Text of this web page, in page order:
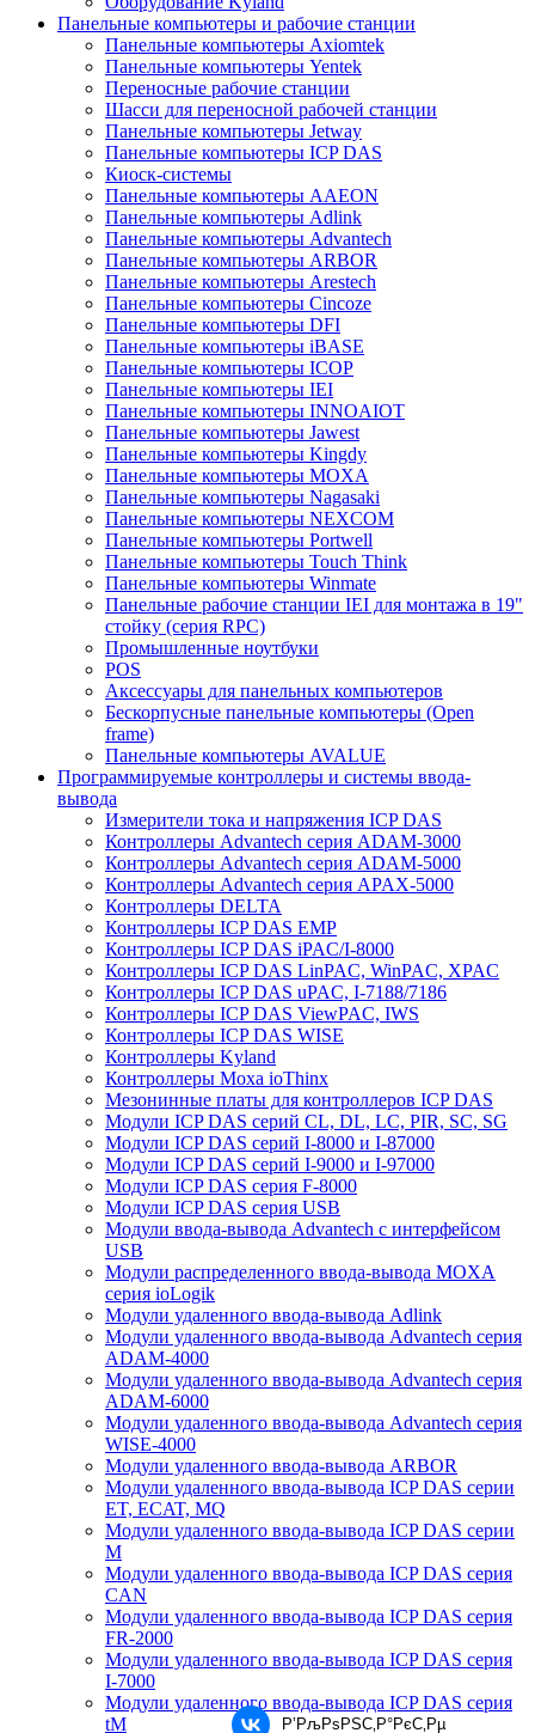
Панельные компьютеры и рабочие станции
Панельные компьютеры Axiomtek
Панельные компьютеры Yentek
Переносные рабочие станции
Шасси для переносной рабочей станции
Панельные компьютеры Jetway
Панельные компьютеры ICP DAS
Киоск-системы
Панельные компьютеры AAEON
Панельные компьютеры Adlink
Панельные компьютеры Advantech
Панельные компьютеры ARBOR
Панельные компьютеры Arestech
Панельные компьютеры Cincoze
Панельные компьютеры DFI
Панельные компьютеры iBASE
Панельные компьютеры ICOP
Панельные компьютеры IEI
Панельные компьютеры INNOAIOT
Панельные компьютеры Jawest
Панельные компьютеры Kingdy
Панельные компьютеры MOXA
Панельные компьютеры Nagasaki
Панельные компьютеры NEXCOM
Панельные компьютеры Portwell
Панельные компьютеры Touch Think
Панельные компьютеры Winmate
Панельные рабочие станции IEI для монтажа в 19"
стойку (серия RPC)
Промышленные ноутбуки
POS
Аксессуары для панельных компьютеров
Бескорпусные панельные компьютеры (Open
frame)
Панельные компьютеры AVALUE
Программируемые контроллеры и системы ввода-
вывода
Измерители тока и напряжения ICP DAS
Контроллеры Advantech серия ADAM-3000
Контроллеры Advantech серия ADAM-5000
Контроллеры Advantech серия APAX-5000
Контроллеры DELTA
Контроллеры ICP DAS EMP
Контроллеры ICP DAS iPAC/I-8000
Контроллеры ICP DAS LinPAC, WinPAC, XPAC
Контроллеры ICP DAS uPAC, I-7188/7186
Контроллеры ICP DAS ViewPAC, IWS
Контроллеры ICP DAS WISE
Контроллеры Kyland
Контроллеры Moxa ioThinx
Мезонинные платы для контроллеров ICP DAS
Модули ICP DAS серий CL, DL, LC, PIR, SC, SG
Модули ICP DAS серий I-8000 и I-87000
Модули ICP DAS серий I-9000 и I-97000
Модули ICP DAS серия F-8000
Модули ICP DAS серия USB
Модули ввода-вывода Advantech с интерфейсом
USB
Модули распределенного ввода-вывода MOXA
серия ioLogik
Модули удаленного ввода-вывода Adlink
Модули удаленного ввода-вывода Advantech серия
ADAM-4000
Модули удаленного ввода-вывода Advantech серия
ADAM-6000
Модули удаленного ввода-вывода Advantech серия
WISE-4000
Модули удаленного ввода-вывода ARBOR
Модули удаленного ввода-вывода ICP DAS серии
ET, ECAT, MQ
Модули удаленного ввода-вывода ICP DAS серии
M
Модули удаленного ввода-вывода ICP DAS серия
CAN
Модули удаленного ввода-вывода ICP DAS серия
FR-2000
Модули удаленного ввода-вывода ICP DAS серия
I-7000
Модули удаленного ввода-вывода ICP DAS серия
tM
Р’РљРѕРЅС‚Р°РєС‚Рµ